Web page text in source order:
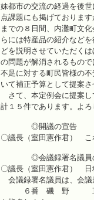
妹都市の交流の経過を後
点課題にも掲げておりま
までの８日間、内灘町文
らには特産品の紹介など
どを説明させていただく
の問題が解消されるもの
不足に対する町民皆様の
いて補正予算として提案
さて、本定例会に提案し
計１５件であります。よ
◎開議の宣告
〇議長（室田憲作君） こ
◎会議録署名議員
〇議長（室田憲作君） 日
会議録署名議員は、会議
６番 磯 野 直